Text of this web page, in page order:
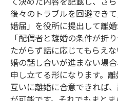
後々のトラブルを回避でき
婚届」を役所に提出して離婚
「配偶者と離婚の条件が折
たがらず話に応じてもらえ
婚の話し合いが進まない場
申し立てる形になります。
互いに離婚に合意できれば